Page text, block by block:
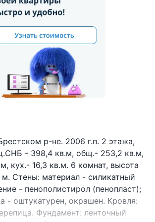
р-не. 2006 г.п. 2 этажа,
- 398,4 кв.м, общ.- 253,2 кв.м,
кух.- 16,3 кв.м. 6 комнат, высота
м. Стены: материал - силикатный
- пенополистирол (пенопласт);
- оштукатурен, окрашен. Кровля:
Фундамент: ленточный